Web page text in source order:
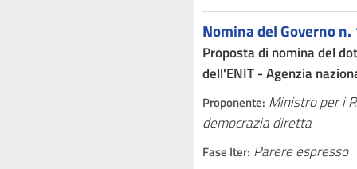
Nomina del Governo n.
Proposta di nomina del
dell'ENIT - Agenzia
Proponente: Ministro per i
democrazia diretta
Fase Iter: Parere espresso